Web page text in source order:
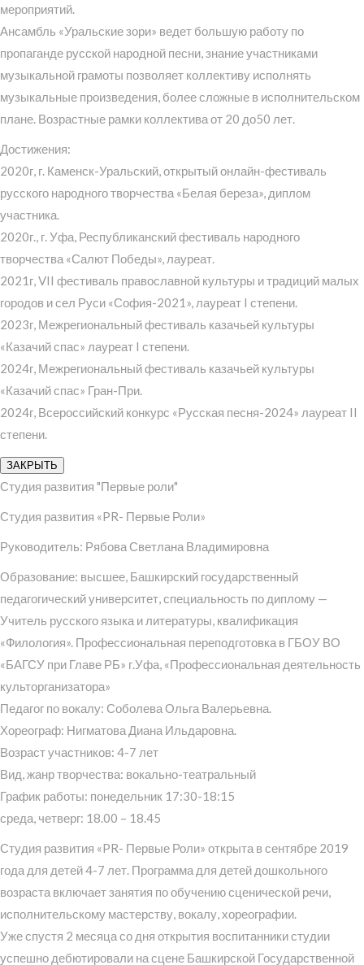
мероприятий.
Ансамбль «Уральские зори» ведет большую работу по
пропаганде русской народной песни, знание участниками
музыкальной грамоты позволяет коллективу исполнять
музыкальные произведения, более сложные в исполнительском
плане. Возрастные рамки коллектива от 20 до50 лет.
Достижения:
2020г, г. Каменск-Уральский, открытый онлайн-фестиваль
русского народного творчества «Белая береза», диплом
участника.
2020г., г. Уфа, Республиканский фестиваль народного
творчества «Салют Победы», лауреат.
2021г, VII фестиваль православной культуры и традиций малых
городов и сел Руси «София-2021», лауреат I степени.
2023г, Межрегиональный фестиваль казачьей культуры
«Казачий спас» лауреат I степени.
2024г, Межрегиональный фестиваль казачьей культуры
«Казачий спас» Гран-При.
2024г, Всероссийский конкурс «Русская песня-2024» лауреат II
степени.
ЗАКРЫТЬ
Студия развития "Первые роли"
Студия развития «PR- Первые Роли»
Руководитель: Рябова Светлана Владимировна
Образование: высшее, Башкирский государственный
педагогический университет, специальность по диплому —
Учитель русского языка и литературы, квалификация
«Филология». Профессиональная переподготовка в ГБОУ ВО
«БАГСУ при Главе РБ» г.Уфа, «Профессиональная деятельность
культорганизатора»
Педагог по вокалу: Соболева Ольга Валерьевна.
Хореограф: Нигматова Диана Ильдаровна.
Возраст участников: 4-7 лет
Вид, жанр творчества: вокально-театральный
График работы: понедельник 17:30-18:15
среда, четверг: 18.00 – 18.45
Студия развития «PR- Первые Роли» открыта в сентябре 2019
года для детей 4-7 лет. Программа для детей дошкольного
возраста включает занятия по обучению сценической речи,
исполнительскому мастерству, вокалу, хореографии.
Уже спустя 2 месяца со дня открытия воспитанники студии
успешно дебютировали на сцене Башкирской Государственной